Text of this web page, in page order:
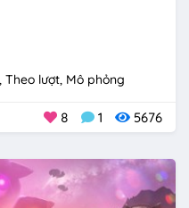
Theo lượt Mô phỏng
8 1 5676